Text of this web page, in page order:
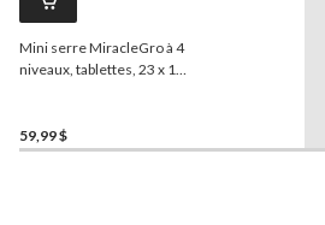
Mini serre MiracleGro à 4
niveaux, tablettes, 23 x 17 x
59,99 $